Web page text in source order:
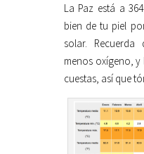
La Paz está a
bien de tu piel
solar.
menos oxígeno, y
cuestas, así que